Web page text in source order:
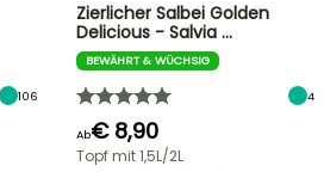
106
Zierlicher Salbei Golden
Delicious - Salvia …
BEWÄHRT & WÜCHSIG
4
Ab€ 8,90
Topf mit 1,5L/2L